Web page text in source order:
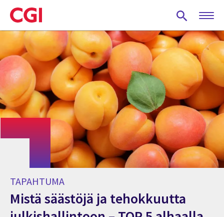
Skip
to
main
content
TAPAHTUMA
Mistä säästöjä ja tehokkuutta